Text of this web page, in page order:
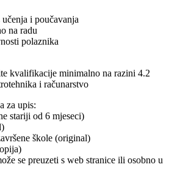
i poučavanja
na radu
polaznika
kvalifikacije minimalno na razini 4.2
i računarstvo
za upis:
stariji od 6 mjeseci)
škole (original)
se preuzeti s web stranice ili osobno u